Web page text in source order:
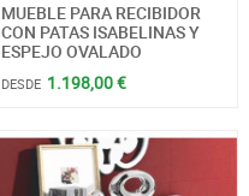
MUEBLE PARA RECIBIDOR
CON PATAS ISABELINAS Y
ESPEJO OVALADO
DESDE 1.198,00 €